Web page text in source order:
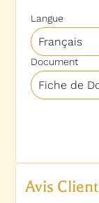
Avis Client